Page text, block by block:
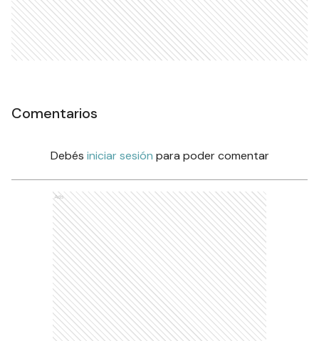
Comentarios
Debés iniciar sesión para poder comentar
Ads